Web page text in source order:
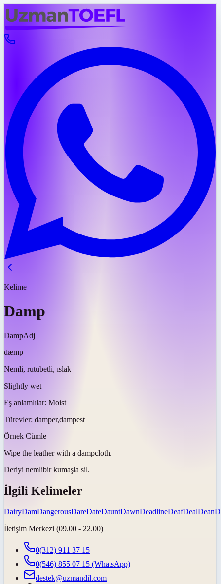
Kelime
Damp
DampAdj
dæmp
Nemli, rutubetli, ıslak
Slightly wet
Eş anlamlılar: Moist
Türevler: damper,dampest
Örnek Cümle
Wipe the leather with a dampcloth.
Deriyi nemlibir kumaşla sil.
İlgili Kelimeler
DairyDamDangerousDareDateDauntDawnDeadlineDeafDealDean
İletişim Merkezi (09.00 - 22.00)
0(312) 911 37 15
0(546) 855 07 15 (WhatsApp)
destek@uzmandil.com